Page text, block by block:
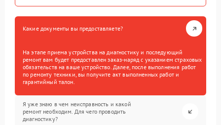
Какие документы вы предоставляете?
На этапе приема устройства на диагностику и последующий
ремонт вам будет предоставлен заказ-наряд с указанием страховых
обязательств на ваше устройство. Далее, после выполнения работ
по ремонту техники, вы получите акт выполненных работ и
гарантийный талон.
Я уже знаю в чем неисправность и какой
ремонт необходим. Для чего проводить
диагностику?